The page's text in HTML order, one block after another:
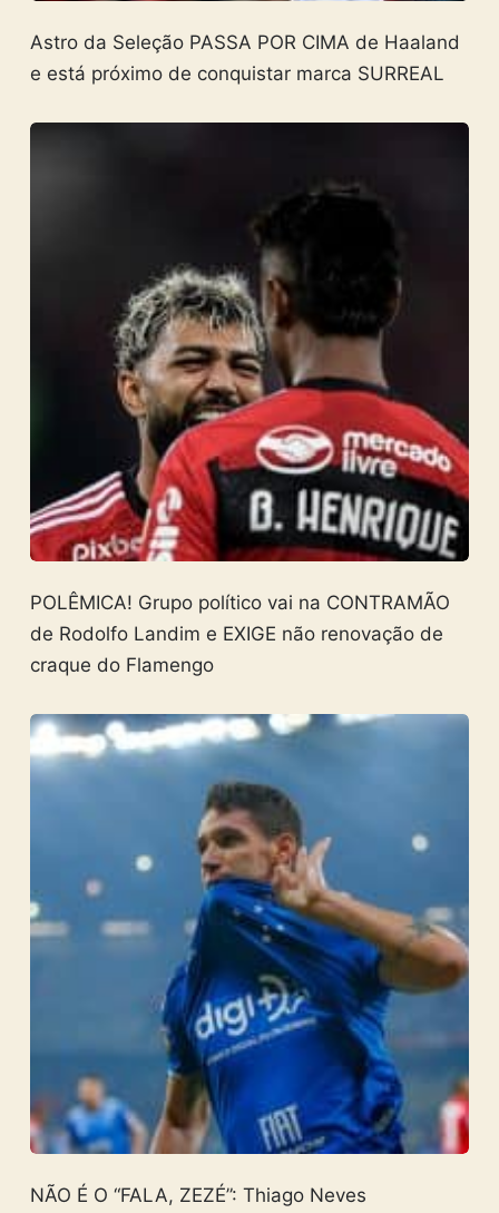
Astro da Seleção PASSA POR CIMA de Haaland
e está próximo de conquistar marca SURREAL
POLÊMICA! Grupo político vai na CONTRAMÃO
de Rodolfo Landim e EXIGE não renovação de
craque do Flamengo
NÃO É O “FALA, ZEZÉ”: Thiago Neves